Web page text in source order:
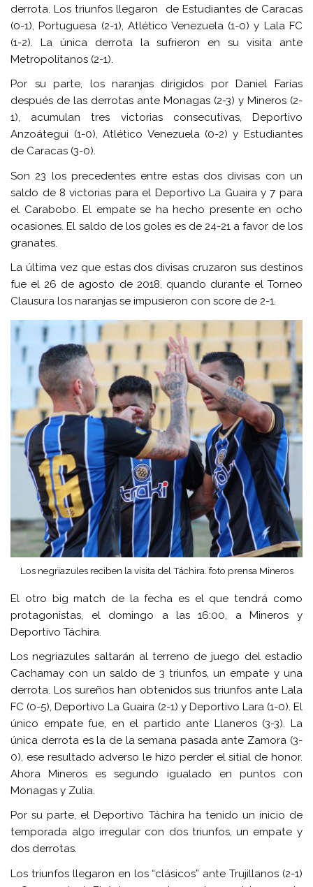
derrota. Los triunfos llegaron de Estudiantes de Caracas
(0-1), Portuguesa (2-1), Atlético Venezuela (1-0) y Lala FC
(1-2). La única derrota la sufrieron en su visita ante
Metropolitanos (2-1).
Por su parte, los naranjas dirigidos por Daniel Farías
después de las derrotas ante Monagas (2-3) y Mineros (2-
1), acumulan tres victorias consecutivas, Deportivo
Anzoátegui (1-0), Atlético Venezuela (0-2) y Estudiantes
de Caracas (3-0).
Son 23 los precedentes entre estas dos divisas con un
saldo de 8 victorias para el Deportivo La Guaira y 7 para
el Carabobo. El empate se ha hecho presente en ocho
ocasiones. El saldo de los goles es de 24-21 a favor de los
granates.
La última vez que estas dos divisas cruzaron sus destinos
fue el 26 de agosto de 2018, quando durante el Torneo
Clausura los naranjas se impusieron con score de 2-1.
Los negriazules reciben la visita del Táchira. foto prensa Mineros
El otro big match de la fecha es el que tendrá como
protagonistas, el domingo a las 16:00, a Mineros y
Deportivo Táchira.
Los negriazules saltarán al terreno de juego del estadio
Cachamay con un saldo de 3 triunfos, un empate y una
derrota. Los sureños han obtenidos sus triunfos ante Lala
FC (0-5), Deportivo La Guaira (2-1) y Deportivo Lara (1-0). El
único empate fue, en el partido ante Llaneros (3-3). La
única derrota es la de la semana pasada ante Zamora (3-
0), ese resultado adverso le hizo perder el sitial de honor.
Ahora Mineros es segundo igualado en puntos con
Monagas y Zulia.
Por su parte, el Deportivo Táchira ha tenido un inicio de
temporada algo irregular con dos triunfos, un empate y
dos derrotas.
Los triunfos llegaron en los “clásicos” ante Trujillanos (2-1)